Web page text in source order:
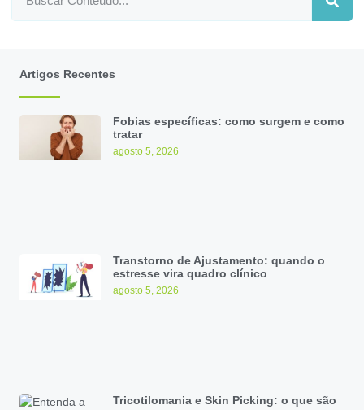
Artigos Recentes
Fobias específicas: como surgem e como
tratar
agosto 5, 2026
Transtorno de Ajustamento: quando o
estresse vira quadro clínico
agosto 5, 2026
Tricotilomania e Skin Picking: o que são